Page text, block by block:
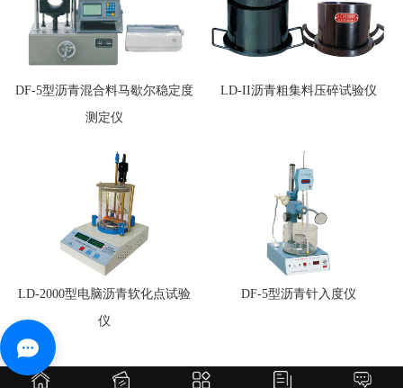
DF-5型沥青混合料马歇尔稳定度
测定仪
LD-II沥青粗集料压碎试验仪
LD-2000型电脑沥青软化点试验
仪
DF-5型沥青针入度仪